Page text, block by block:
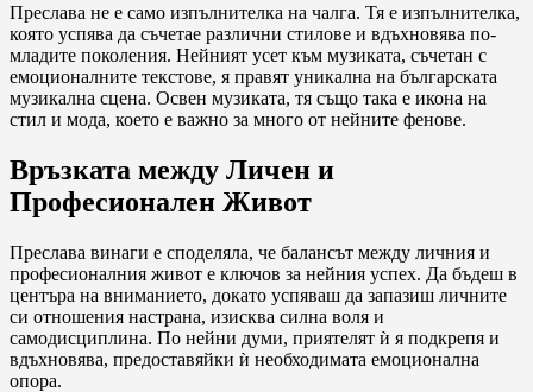
Преслава не е само изпълнителка на чалга. Тя е изпълнителка,
която успява да съчетае различни стилове и вдъхновява по-
младите поколения. Нейният усет към музиката, съчетан с
емоционалните текстове, я правят уникална на българската
музикална сцена. Освен музиката, тя също така е икона на
стил и мода, което е важно за много от нейните фенове.
Връзката между Личен и
Професионален Живот
Преслава винаги е споделяла, че балансът между личния и
професионалния живот е ключов за нейния успех. Да бъдеш в
центъра на вниманието, докато успяваш да запазиш личните
си отношения настрана, изисква силна воля и
самодисциплина. По нейни думи, приятелят ѝ я подкрепя и
вдъхновява, предоставяйки ѝ необходимата емоционална
опора.